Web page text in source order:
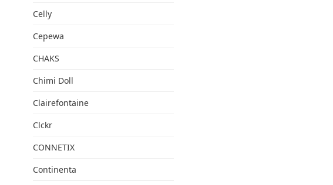
Celly
Cepewa
CHAKS
Chimi Doll
Clairefontaine
Clckr
CONNETIX
Continenta